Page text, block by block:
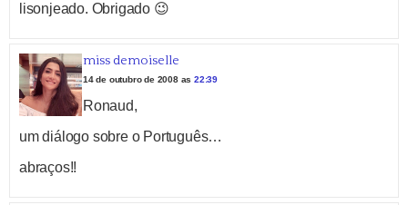
lisonjeado. Obrigado 😉
miss demoiselle
14 de outubro de 2008 as22:39
Ronaud,
um diálogo sobre o Português…
abraços!!